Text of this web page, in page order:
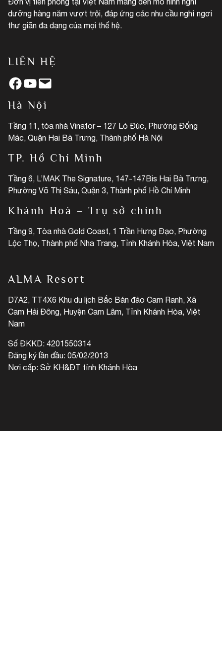
dưỡng hàng năm vượt trội, đáp ứng các nhu cầu nghỉ ngơi
thư giãn đa dạng của mọi thế hệ.
LIÊN HỆ
Facebook YouTube Mail
Hà Nội
Tầng 11, tòa nhà Vinafor – 127 Lò Đúc, Phường Đống
Mác, Quận Hai Bà Trưng, Thành phố Hà Nội
TP. Hồ Chí Minh
Tầng 6, L’MAK The Signature, 147-147Bis Hai Bà Trưng,
Phường Võ Thị Sáu, Quận 3, Thành phố Hồ Chí Minh
Khánh Hoà – Trụ sở chính
Tầng 9, Tòa nhà Gold Coast, 1 Trần Hưng Đạo, Phường
Lộc Thọ, Thành phố Nha Trang, Tỉnh Khánh Hòa, Việt Nam
ALMA Resort
D7A2, TT4X6 Khu du lịch Bắc Bán đảo Cam Ranh, Xã
Cam Hải Đông, Huyện Cam Lâm, Tỉnh Khánh Hòa, Việt
Nam
Số ĐKKD: 4201550314
Đăng ký lần đầu: 05/02/2013
Nơi cấp: Sở KH&ĐT tỉnh Khánh Hòa